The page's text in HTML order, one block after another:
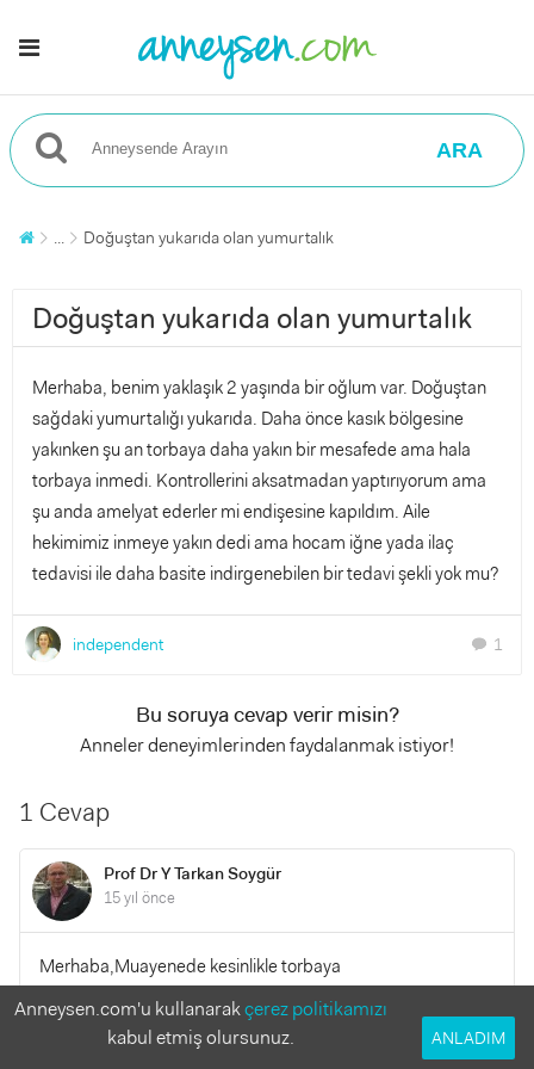
ARA
... Doğuştan yukarıda olan yumurtalık
Doğuştan yukarıda olan yumurtalık
Merhaba, benim yaklaşık 2 yaşında bir oğlum var. Doğuştan
sağdaki yumurtalığı yukarıda. Daha önce kasık bölgesine
yakınken şu an torbaya daha yakın bir mesafede ama hala
torbaya inmedi. Kontrollerini aksatmadan yaptırıyorum ama
şu anda amelyat ederler mi endişesine kapıldım. Aile
hekimimiz inmeye yakın dedi ama hocam iğne yada ilaç
tedavisi ile daha basite indirgenebilen bir tedavi şekli yok mu?
independent chat 1
Bu soruya cevap verir misin?
Anneler deneyimlerinden faydalanmak istiyor!
1 Cevap
Prof Dr Y Tarkan Soygür
15 yıl önce
Merhaba,Muayenede kesinlikle torbaya
inmiyorsa,Mudahale edilmesini oneririm.Bekletmek ileride
kisirlik gibi sorunlara yol acabilir.Gecmis olsun.
Anneysen.com'u kullanarakçerez politikamızı
kabul etmiş olursunuz.
ANLADIM